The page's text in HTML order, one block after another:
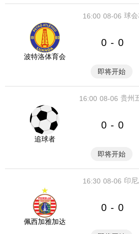
08-06
16:00 球
波特洛体育会
0 - 0
即将开始
08-06
16:00 贵州
追球者
0 - 0
即将开始
08-06
16:30 印
佩西加雅加达
0 - 0